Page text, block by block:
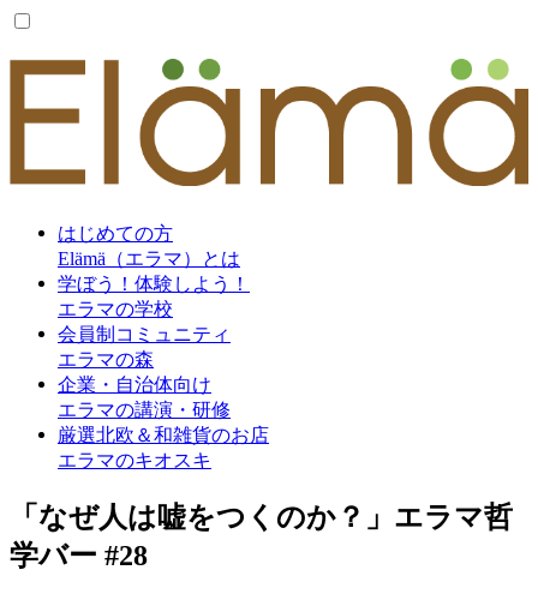
はじめての方
Elämä（エラマ）とは
学ぼう！体験しよう！
エラマの学校
会員制コミュニティ
エラマの森
企業・自治体向け
エラマの講演・研修
厳選北欧＆和雑貨のお店
エラマのキオスキ
「なぜ人は嘘をつくのか？」エラマ哲
学バー #28